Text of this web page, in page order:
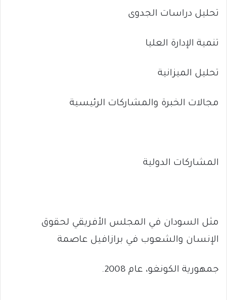
تحليل دراسات الجدوى
تنمية الإدارة العليا
تحليل الميزانية
مجالات الخبرة والمشاركات الرئيسية
المشاركات الدولية
مثل السودان في المجلس الأفريقي لحقوق
الإنسان والشعوب في برازافيل عاصمة
جمهورية الكونغو، عام 2008.